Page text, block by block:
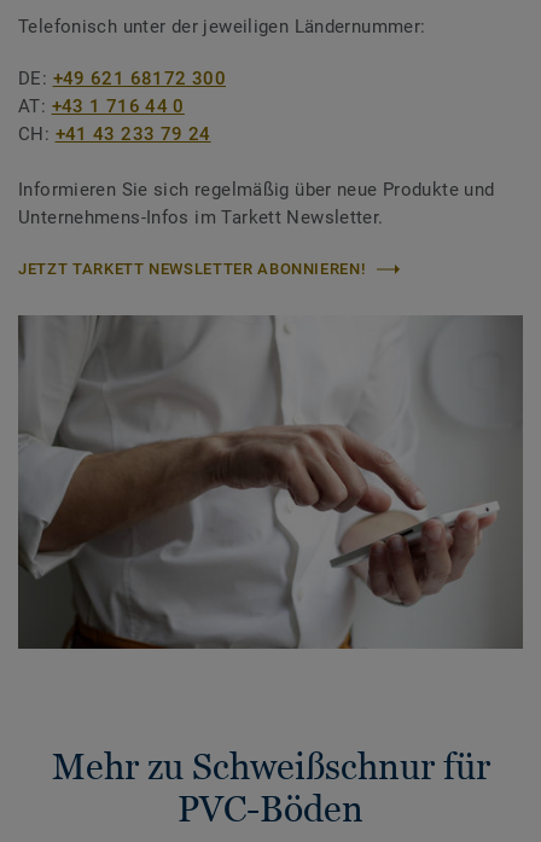
Telefonisch unter der jeweiligen Ländernummer:
DE: +49 621 68172 300
AT: +43 1 716 44 0
CH: +41 43 233 79 24
Informieren Sie sich regelmäßig über neue Produkte und
Unternehmens-Infos im Tarkett Newsletter.
JETZT TARKETT NEWSLETTER ABONNIEREN!
Mehr zu Schweißschnur für
PVC-Böden